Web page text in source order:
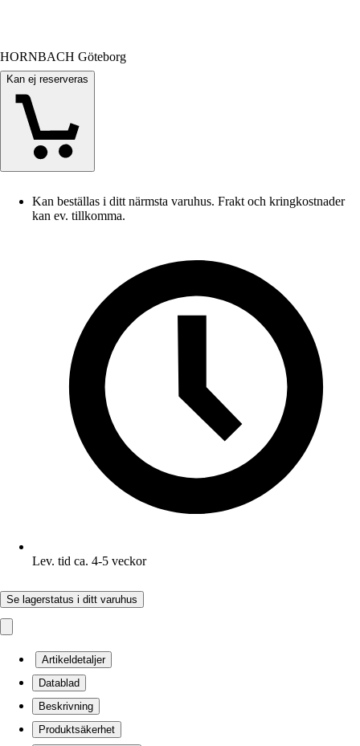
HORNBACH Göteborg
Kan ej reserveras
Kan beställas i ditt närmsta varuhus. Frakt och kringkostnader
kan ev. tillkomma.
Lev. tid ca. 4-5 veckor
Se lagerstatus i ditt varuhus
Artikeldetaljer
Datablad
Beskrivning
Produktsäkerhet